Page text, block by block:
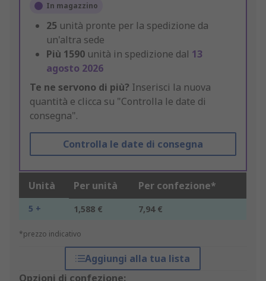
In magazzino
25 unità pronte per la spedizione da
un'altra sede
Più 1590 unità in spedizione dal 13
agosto 2026
Te ne servono di più? Inserisci la nuova
quantità e clicca su "Controlla le date di
consegna".
Controlla le date di consegna
Unità Per unità Per confezione*
5 + 1,588 € 7,94 €
*prezzo indicativo
Aggiungi alla tua lista
Opzioni di confezione: